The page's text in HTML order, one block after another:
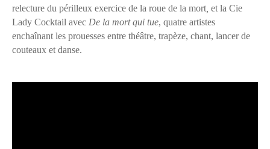
relecture du périlleux exercice de la roue de la mort et la Cie
Lady Cocktail avec De la mort qui tue, quatre artistes
enchaînant les prouesses entre théâtre, trapèze, chant, lancer de
couteaux et danse.